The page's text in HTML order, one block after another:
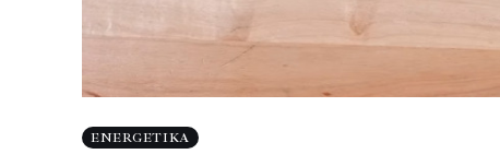
ENERGETIKA